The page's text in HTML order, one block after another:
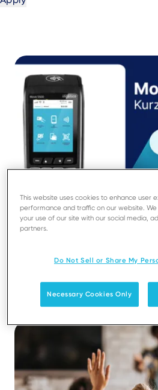
Kurzinfo Move/3500
Download Ansicht
This website uses cookies to enhance user
performance and traffic on our website.
your use of our site with our social media,
partners.
Do Not Sell or Share My
Necessary Cookies Only